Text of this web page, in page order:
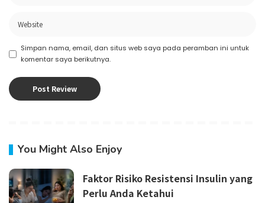
Simpan nama, email, dan situs web saya pada peramban ini untuk
komentar saya berikutnya.
You Might Also Enjoy
Faktor Risiko Resistensi Insulin yang
Perlu Anda Ketahui